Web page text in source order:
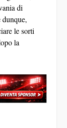
di
le sorti
la